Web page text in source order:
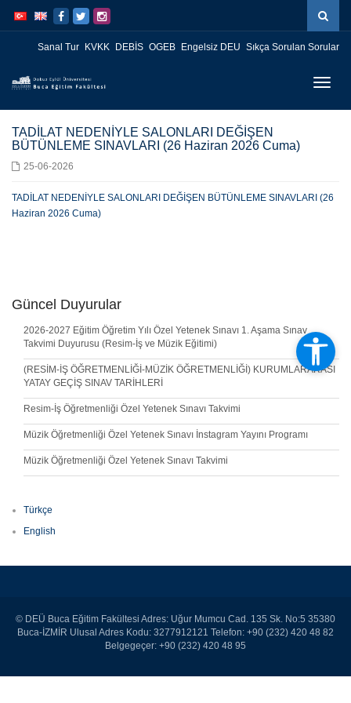
atla
Navigasyona
atla
Sanal Tur KVKK DEBİS OGEB Engelsiz DEU Sıkça Sorulan Sorular
TADİLAT NEDENİYLE SALONLARI DEĞİŞEN
BÜTÜNLEME SINAVLARI (26 Haziran 2026 Cuma)
25-06-2026
TADİLAT NEDENİYLE SALONLARI DEĞİŞEN BÜTÜNLEME SINAVLARI (26
Haziran 2026 Cuma)
Güncel Duyurular
2026-2027 Eğitim Öğretim Yılı Özel Yetenek Sınavı 1. Aşama Sınav
Takvimi Duyurusu (Resim-İş ve Müzik Eğitimi)
(RESİM-İŞ ÖĞRETMENLİĞİ-MÜZİK ÖĞRETMENLİĞİ) KURUMLARARASI
YATAY GEÇİŞ SINAV TARİHLERİ
Resim-İş Öğretmenliği Özel Yetenek Sınavı Takvimi
Müzik Öğretmenliği Özel Yetenek Sınavı İnstagram Yayını Programı
Müzik Öğretmenliği Özel Yetenek Sınavı Takvimi
Türkçe
English
© DEÜ Buca Eğitim Fakültesi Adres: Uğur Mumcu Cad. 135 Sk. No:5 35380
Buca-İZMİR Ulusal Adres Kodu: 3277912121 Telefon: +90 (232) 420 48 82
Belgegeçer: +90 (232) 420 48 95